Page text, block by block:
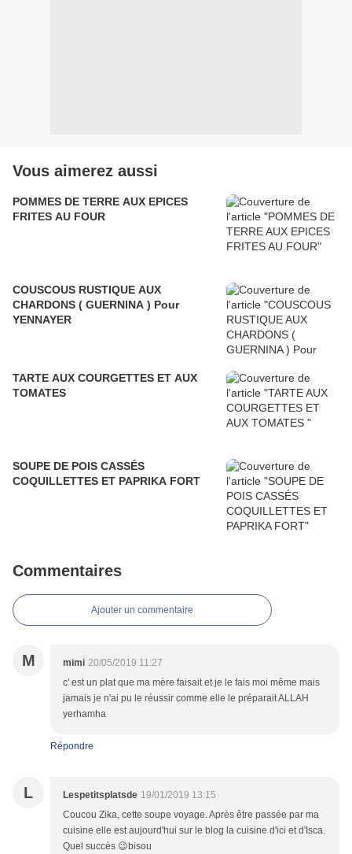
Vous aimerez aussi
POMMES DE TERRE AUX EPICES
FRITES AU FOUR
COUSCOUS RUSTIQUE AUX
CHARDONS ( GUERNINA ) Pour
YENNAYER
TARTE AUX COURGETTES ET AUX
TOMATES
SOUPE DE POIS CASSÉS
COQUILLETTES ET PAPRIKA FORT
Commentaires
Ajouter un commentaire
M mimi 20/05/2019 11:27
c' est un plat que ma mère faisait et je le fais moi même mais
jamais je n'ai pu le réussir comme elle le préparait ALLAH
yerhamha
Répondre
L Lespetitsplatsde 19/01/2019 13:15
Coucou Zika, cette soupe voyage. Après être passée par ma
cuisine elle est aujourd'hui sur le blog la cuisine d'ici et d'Isca.
Quel succès 😉bisou